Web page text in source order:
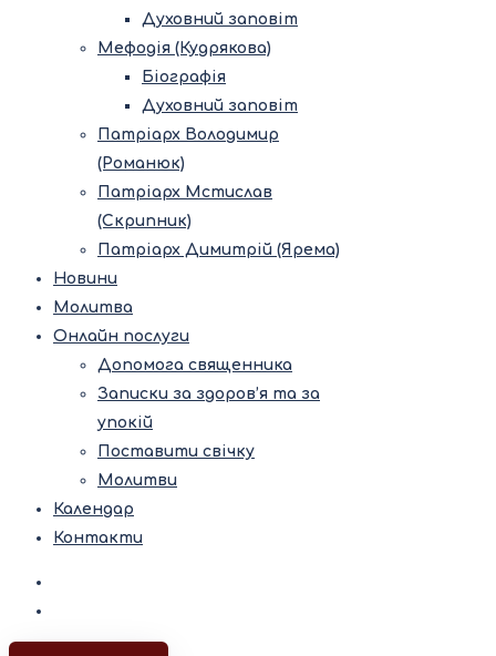
Духовний заповіт
Мефодія (Кудрякова)
Біографія
Духовний заповіт
Патріарх Володимир
(Романюк)
Патріарх Мстислав
(Скрипник)
Патріарх Димитрій (Ярема)
Новини
Молитва
Онлайн послуги
Допомога священника
Записки за здоров’я та за
упокій
Поставити свічку
Молитви
Календар
Контакти